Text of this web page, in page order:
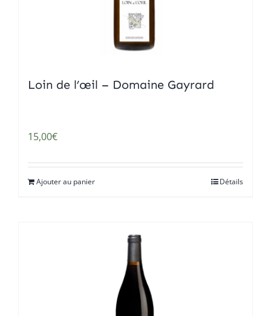
Loin de l’œil – Domaine Gayrard
15,00€
Ajouter au panier Détails